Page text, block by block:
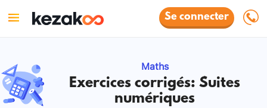
Se connecter
Maths
Exercices corrigés: Suites
numériques